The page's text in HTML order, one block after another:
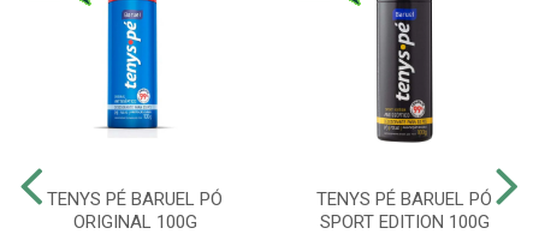
TENYS PÉ BARUEL PÓ
ORIGINAL 100G
TENYS PÉ BARUEL PÓ
SPORT EDITION 100G